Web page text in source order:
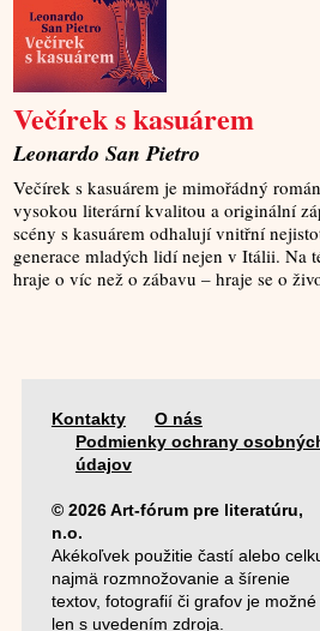
Večírek s kasuárem
Leonardo San Pietro
Večírek s kasuárem je mimořádný
vysokou literární kvalitou a originální
scény s kasuárem odhalují vnitřní
generace mladých lidí nejen v Itálii. Na
hraje o víc než o zábavu – hraje se o
Kontakty
O nás
Podmienky ochrany
údajov
© 2026 Art-fórum pre literatúru,
n.o.
Akékoľvek použitie častí alebo
najmä rozmnožovanie a šírenie
textov, fotografií či grafov je možné
len s uvedením zdroja.